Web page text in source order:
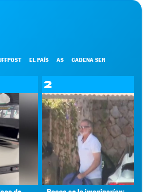
EL PAÍS AS CADENA SER
2